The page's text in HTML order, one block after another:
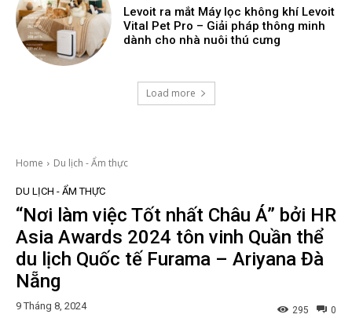
Levoit ra mắt Máy lọc không khí Levoit
Vital Pet Pro – Giải pháp thông minh
dành cho nhà nuôi thú cưng
Load more